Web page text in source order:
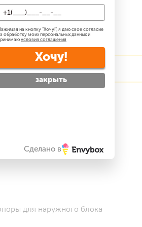
36 м2
Сделаем скидку!
для наружного блока
на кнопку "Хочу!", я даю свое согласие
обработку моих персональных данных и
условия соглашения
Хочу!
закрыть
Сделано в